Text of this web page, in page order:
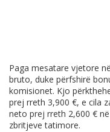
Paga mesatare vjetore
bruto, duke përfshirë
komisionet. Kjo
prej rreth 3,900 €, e cila
neto prej rreth 2,600 €
zbritjeve tatimore.